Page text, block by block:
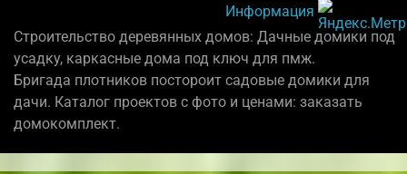
Информация
Строительство деревянных домов: Дачные домики под
усадку, каркасные дома под ключ для пмж.
Бригада плотников постороит садовые домики для
дачи. Каталог проектов с фото и ценами: заказать
домокомплект.